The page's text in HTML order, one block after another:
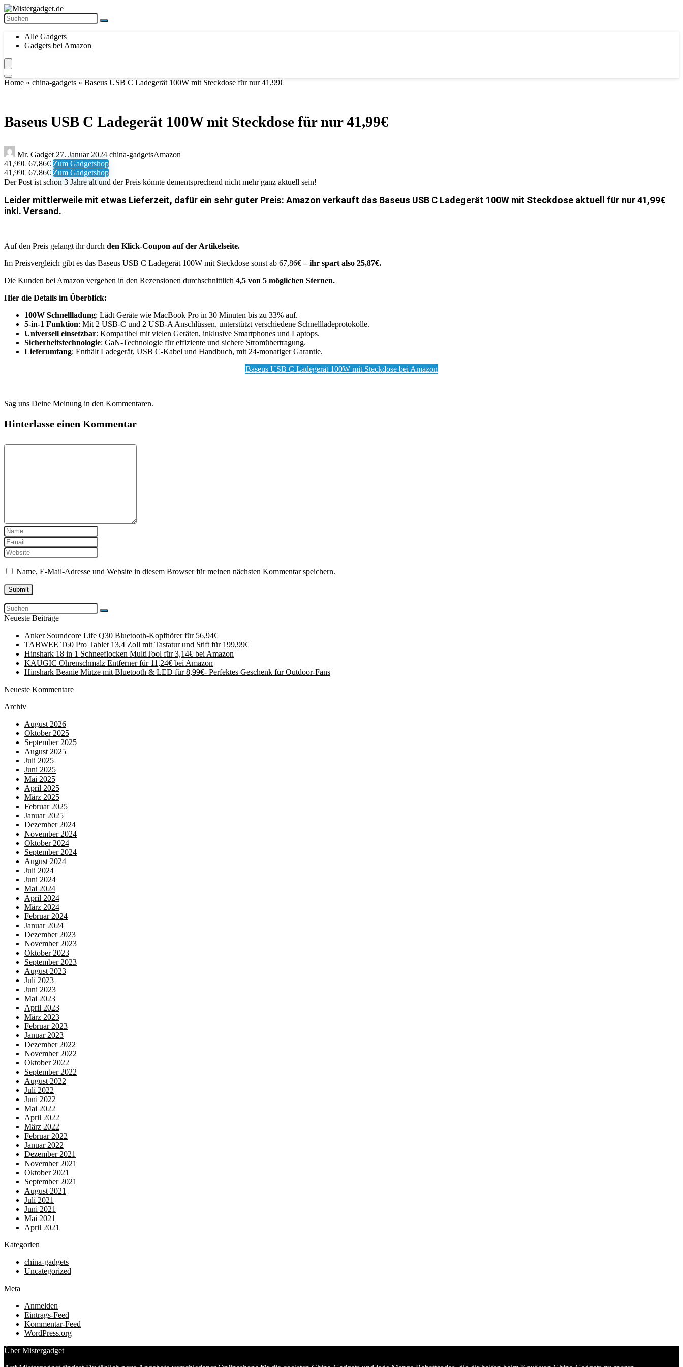
Alle Gadgets
Gadgets bei Amazon
Home » china-gadgets » Baseus USB C Ladegerät 100W mit Steckdose für nur 41,99€
Baseus USB C Ladegerät 100W mit Steckdose für nur 41,99€
Mr. Gadget 27. Januar 2024 china-gadgetsAmazon
41,99€ 67,86€ Zum Gadgetshop
41,99€ 67,86€ Zum Gadgetshop
Der Post ist schon 3 Jahre alt und der Preis könnte dementsprechend nicht mehr ganz aktuell sein!
Leider mittlerweile mit etwas Lieferzeit, dafür ein sehr guter Preis: Amazon verkauft das Baseus USB C Ladegerät 100W mit Steckdose aktuell für nur 41,99€
inkl. Versand.
Auf den Preis gelangt ihr durch den Klick-Coupon auf der Artikelseite.
Im Preisvergleich gibt es das Baseus USB C Ladegerät 100W mit Steckdose sonst ab 67,86€– ihr spart also 25,87€.
Die Kunden bei Amazon vergeben in den Rezensionen durchschnittlich 4,5 von 5 möglichen Sternen.
Hier die Details im Überblick:
100W Schnellladung: Lädt Geräte wie MacBook Pro in 30 Minuten bis zu 33% auf.
5-in-1 Funktion: Mit 2 USB-C und 2 USB-A Anschlüssen, unterstützt verschiedene Schnellladeprotokolle.
Universell einsetzbar: Kompatibel mit vielen Geräten, inklusive Smartphones und Laptops.
Sicherheitstechnologie: GaN-Technologie für effiziente und sichere Stromübertragung.
Lieferumfang: Enthält Ladegerät, USB C-Kabel und Handbuch, mit 24-monatiger Garantie.
Baseus USB C Ladegerät 100W mit Steckdose bei Amazon
Sag uns Deine Meinung in den Kommentaren.
Hinterlasse einen Kommentar
Name, E-Mail-Adresse und Website in diesem Browser für meinen nächsten Kommentar speichern.
Neueste Beiträge
Anker Soundcore Life Q30 Bluetooth-Kopfhörer für 56,94€
TABWEE T60 Pro Tablet 13,4 Zoll mit Tastatur und Stift für 199,99€
Hinshark 18 in 1 Schneeflocken MultiTool für 3,14€ bei Amazon
KAUGIC Ohrenschmalz Entferner für 11,24€ bei Amazon
Hinshark Beanie Mütze mit Bluetooth & LED für 8,99€- Perfektes Geschenk für Outdoor-Fans
Neueste Kommentare
Archiv
August 2026
Oktober 2025
September 2025
August 2025
Juli 2025
Juni 2025
Mai 2025
April 2025
März 2025
Februar 2025
Januar 2025
Dezember 2024
November 2024
Oktober 2024
September 2024
August 2024
Juli 2024
Juni 2024
Mai 2024
April 2024
März 2024
Februar 2024
Januar 2024
Dezember 2023
November 2023
Oktober 2023
September 2023
August 2023
Juli 2023
Juni 2023
Mai 2023
April 2023
März 2023
Februar 2023
Januar 2023
Dezember 2022
November 2022
Oktober 2022
September 2022
August 2022
Juli 2022
Juni 2022
Mai 2022
April 2022
März 2022
Februar 2022
Januar 2022
Dezember 2021
November 2021
Oktober 2021
September 2021
August 2021
Juli 2021
Juni 2021
Mai 2021
April 2021
Kategorien
china-gadgets
Uncategorized
Meta
Anmelden
Eintrags-Feed
Kommentar-Feed
WordPress.org
Über Mistergadget